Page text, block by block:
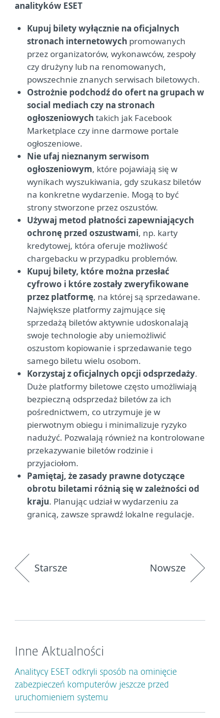
analityków ESET
Kupuj bilety wyłącznie na oficjalnych
stronach internetowych promowanych
przez organizatorów, wykonawców, zespoły
czy drużyny lub na renomowanych,
powszechnie znanych serwisach biletowych.
Ostrożnie podchodź do ofert na grupach w
social mediach czy na stronach
ogłoszeniowych takich jak Facebook
Marketplace czy inne darmowe portale
ogłoszeniowe.
Nie ufaj nieznanym serwisom
ogłoszeniowym, które pojawiają się w
wynikach wyszukiwania, gdy szukasz biletów
na konkretne wydarzenie. Mogą to być
strony stworzone przez oszustów.
Używaj metod płatności zapewniających
ochronę przed oszustwami, np. karty
kredytowej, która oferuje możliwość
chargebacku w przypadku problemów.
Kupuj bilety, które można przesłać
cyfrowo i które zostały zweryfikowane
przez platformę, na której są sprzedawane.
Największe platformy zajmujące się
sprzedażą biletów aktywnie udoskonalają
swoje technologie aby uniemożliwić
oszustom kopiowanie i sprzedawanie tego
samego biletu wielu osobom.
Korzystaj z oficjalnych opcji odsprzedaży.
Duże platformy biletowe często umożliwiają
bezpieczną odsprzedaż biletów za ich
pośrednictwem, co utrzymuje je w
pierwotnym obiegu i minimalizuje ryzyko
nadużyć. Pozwalają również na kontrolowane
przekazywanie biletów rodzinie i
przyjaciołom.
Pamiętaj, że zasady prawne dotyczące
obrotu biletami różnią się w zależności od
kraju. Planując udział w wydarzeniu za
granicą, zawsze sprawdź lokalne regulacje.
Starsze Nowsze
Inne Aktualności
Analitycy ESET odkryli sposób na ominięcie
zabezpieczeń komputerów jeszcze przed
uruchomieniem systemu